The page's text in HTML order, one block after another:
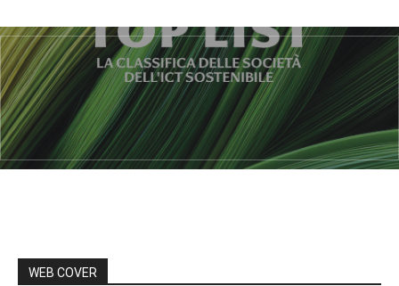
WEB COVER